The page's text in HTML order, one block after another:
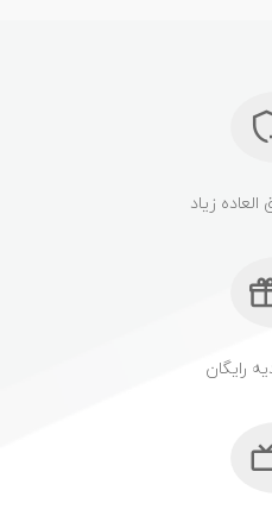
زیاد
رایگان